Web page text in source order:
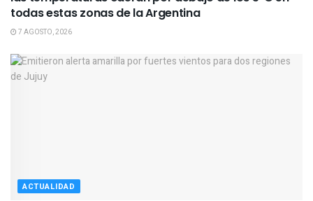
todas estas zonas de la Argentina
7 AGOSTO, 2026
ACTUALIDAD